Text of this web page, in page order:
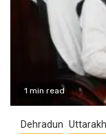
1 min read
Dehradun